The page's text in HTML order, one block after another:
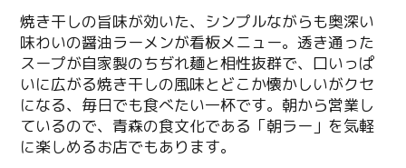
焼き干しの旨味が効いた、シンプルながらも奥深い
味わいの醤油ラーメンが看板メニュー。透き通った
スープが自家製のちぢれ麺と相性抜群で、口いっぱ
いに広がる焼き干しの風味とどこか懐かしいがクセ
になる、毎日でも食べたい一杯です。朝から営業し
ているので、青森の食文化である「朝ラー」を気軽
に楽しめるお店でもあります。